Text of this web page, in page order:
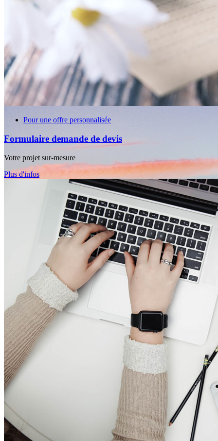
Bienvenue sur l'île de tous les bonheurs
Magie de Noel en Istrie
Une scène hivernale magique et unique
Pour une offre personnalisée
Formulaire demande de devis
Votre projet sur-mesure
Plus d'infos